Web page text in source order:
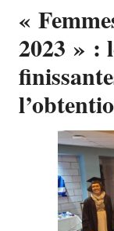
«
2023 » :